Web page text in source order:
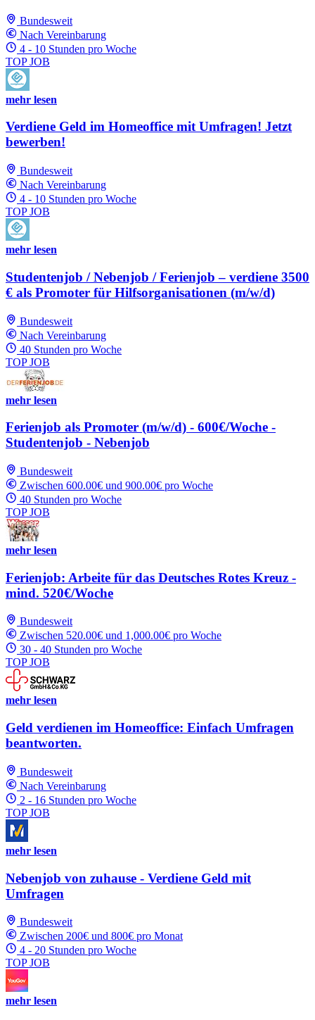
Bundesweit
Nach Vereinbarung
4 - 10 Stunden pro Woche
TOP JOB
mehr lesen
Verdiene Geld im Homeoffice mit Umfragen! Jetzt
bewerben!
Bundesweit
Nach Vereinbarung
4 - 10 Stunden pro Woche
TOP JOB
mehr lesen
Studentenjob / Nebenjob / Ferienjob – verdiene 3500
€ als Promoter für Hilfsorganisationen (m/w/d)
Bundesweit
Nach Vereinbarung
40 Stunden pro Woche
TOP JOB
mehr lesen
Ferienjob als Promoter (m/w/d) - 600€/Woche -
Studentenjob - Nebenjob
Bundesweit
Zwischen 600.00€ und 900.00€ pro Woche
40 Stunden pro Woche
TOP JOB
mehr lesen
Ferienjob: Arbeite für das Deutsches Rotes Kreuz -
mind. 520€/Woche
Bundesweit
Zwischen 520.00€ und 1,000.00€ pro Woche
30 - 40 Stunden pro Woche
TOP JOB
mehr lesen
Geld verdienen im Homeoffice: Einfach Umfragen
beantworten.
Bundesweit
Nach Vereinbarung
2 - 16 Stunden pro Woche
TOP JOB
mehr lesen
Nebenjob von zuhause - Verdiene Geld mit
Umfragen
Bundesweit
Zwischen 200€ und 800€ pro Monat
4 - 20 Stunden pro Woche
TOP JOB
mehr lesen